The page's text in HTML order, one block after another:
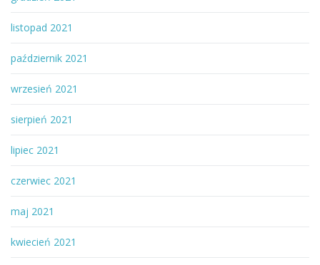
listopad 2021
październik 2021
wrzesień 2021
sierpień 2021
lipiec 2021
czerwiec 2021
maj 2021
kwiecień 2021